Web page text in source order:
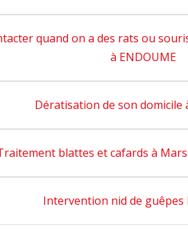
quand on a des rats ou
à ENDOUME
Dératisation de son domicile
blattes et cafards à
Intervention nid de guêpes